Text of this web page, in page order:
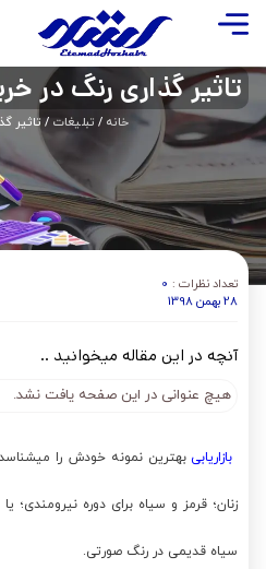
تاثیر گذاری رنگ در
خانه / تبلیغات / تاثیر
تعداد نظرات : 0
28 بهمن 1398
آنچه در این مقاله میخوانید ..
هیچ عنوانی در این صفحه یافت نشد.
بازاریابی بهترین نمونه خودش را
زنان؛ قرمز و سیاه برای دوره
سیاه قدیمی در رنگ صورتی.